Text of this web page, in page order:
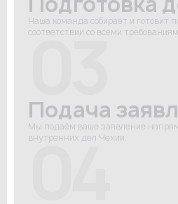
Наша команда собирает и готовит
соответствии со всеми
03
Подача
Мы подаём ваше заявление
внутренних дел Чехии.
04